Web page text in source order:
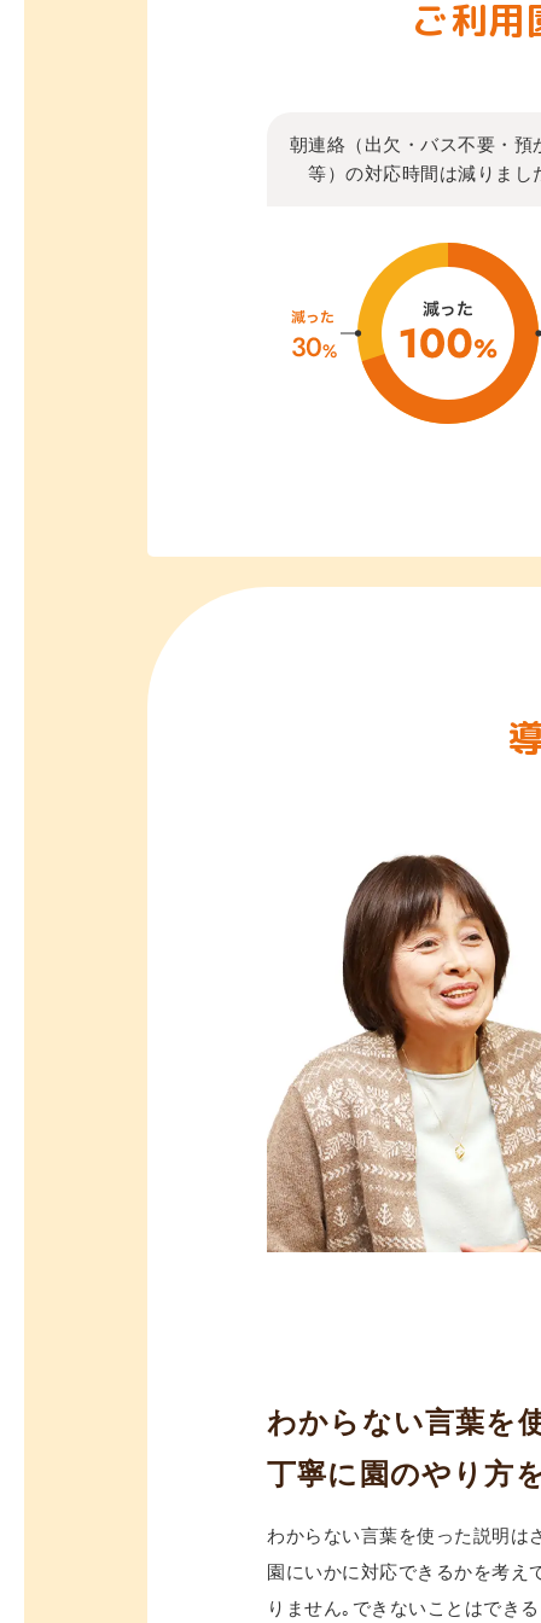
ご利用
朝連絡（出欠・バス不要・預
等）の対応時間は減りまし
わからない言葉を
丁寧に園のやり方
わからない言葉を使った説明は
園にいかに対応できるかを考え
りません｡できないことはでき